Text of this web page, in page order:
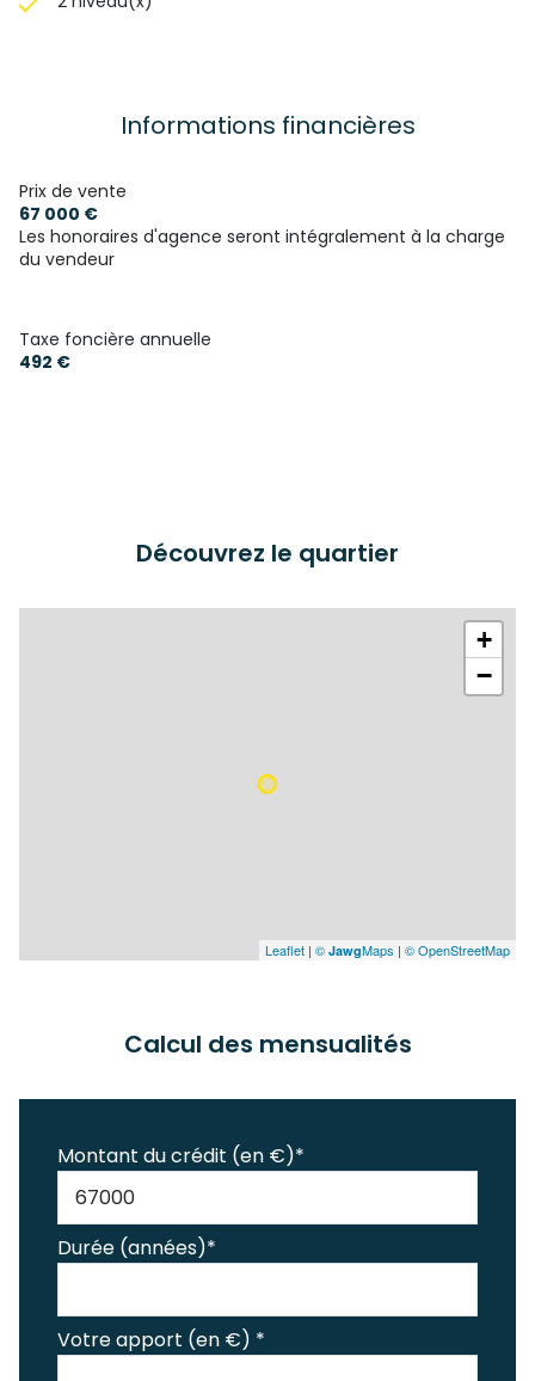
Informations financières
Prix de vente
67 000 €
Les honoraires d'agence seront intégralement à la charge
du vendeur
Taxe foncière annuelle
492 €
Découvrez le quartier
+
−
Leaflet | © JawgMaps | © OpenStreetMap
Calcul des mensualités
Montant du crédit (en €)*
Durée (années)*
Votre apport (en €) *